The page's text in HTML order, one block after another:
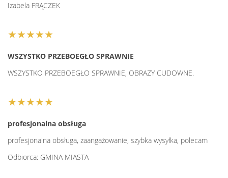
Izabela FRĄCZEK
★★★★★
WSZYSTKO PRZEBOEGŁO SPRAWNIE
WSZYSTKO PRZEBOEGŁO SPRAWNIE, OBRAZY CUDOWNE.
★★★★★
profesjonalna obsługa
profesjonalna obsługa, zaangażowanie, szybka wysyłka, polecam
Odbiorca: GMINA MIASTA